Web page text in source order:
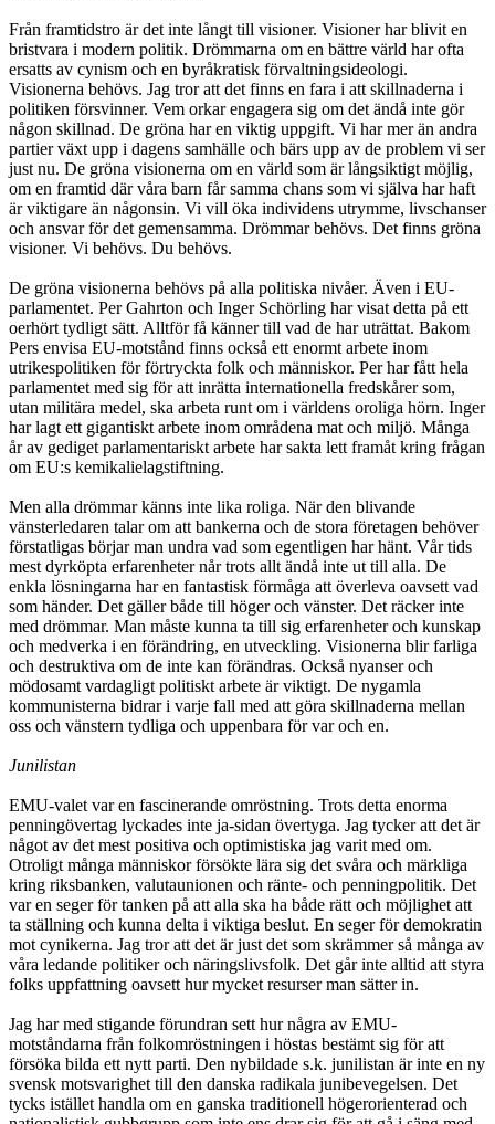
Från framtidstro är det inte långt till visioner. Visioner har blivit en
bristvara i modern politik. Drömmarna om en bättre värld har ofta
ersatts av cynism och en byråkratisk förvaltningsideologi.
Visionerna behövs. Jag tror att det finns en fara i att skillnaderna i
politiken försvinner. Vem orkar engagera sig om det ändå inte gör
någon skillnad. De gröna har en viktig uppgift. Vi har mer än andra
partier växt upp i dagens samhälle och bärs upp av de problem vi ser
just nu. De gröna visionerna om en värld som är långsiktigt möjlig,
om en framtid där våra barn får samma chans som vi själva har haft
är viktigare än någonsin. Vi vill öka individens utrymme, livschanser
och ansvar för det gemensamma. Drömmar behövs. Det finns gröna
visioner. Vi behövs. Du behövs.
De gröna visionerna behövs på alla politiska nivåer. Även i EU-
parlamentet. Per Gahrton och Inger Schörling har visat detta på ett
oerhört tydligt sätt. Alltför få känner till vad de har uträttat. Bakom
Pers envisa EU-motstånd finns också ett enormt arbete inom
utrikespolitiken för förtryckta folk och människor. Per har fått hela
parlamentet med sig för att inrätta internationella fredskårer som,
utan militära medel, ska arbeta runt om i världens oroliga hörn. Inger
har lagt ett gigantiskt arbete inom områdena mat och miljö. Många
år av gediget parlamentariskt arbete har sakta lett framåt kring frågan
om EU:s kemikalielagstiftning.
Men alla drömmar känns inte lika roliga. När den blivande
vänsterledaren talar om att bankerna och de stora företagen behöver
förstatligas börjar man undra vad som egentligen har hänt. Vår tids
mest dyrköpta erfarenheter når trots allt ändå inte ut till alla. De
enkla lösningarna har en fantastisk förmåga att överleva oavsett vad
som händer. Det gäller både till höger och vänster. Det räcker inte
med drömmar. Man måste kunna ta till sig erfarenheter och kunskap
och medverka i en förändring, en utveckling. Visionerna blir farliga
och destruktiva om de inte kan förändras. Också nyanser och
mödosamt vardagligt politiskt arbete är viktigt. De nygamla
kommunisterna bidrar i varje fall med att göra skillnaderna mellan
oss och vänstern tydliga och uppenbara för var och en.
Junilistan
EMU-valet var en fascinerande omröstning. Trots detta enorma
penningövertag lyckades inte ja-sidan övertyga. Jag tycker att det är
något av det mest positiva och optimistiska jag varit med om.
Otroligt många människor försökte lära sig det svåra och märkliga
kring riksbanken, valutaunionen och ränte- och penningpolitik. Det
var en seger för tanken på att alla ska ha både rätt och möjlighet att
ta ställning och kunna delta i viktiga beslut. En seger för demokratin
mot cynikerna. Jag tror att det är just det som skrämmer så många av
våra ledande politiker och näringslivsfolk. Det går inte alltid att styra
folks uppfattning oavsett hur mycket resurser man sätter in.
Jag har med stigande förundran sett hur några av EMU-
motståndarna från folkomröstningen i höstas bestämt sig för att
försöka bilda ett nytt parti. Den nybildade s.k. junilistan är inte en ny
svensk motsvarighet till den danska radikala junibevegelsen. Det
tycks istället handla om en ganska traditionell högerorienterad och